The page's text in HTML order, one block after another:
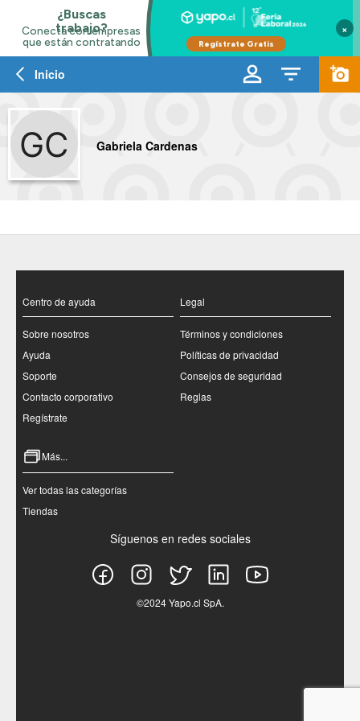
×
Inicio
Gabriela Cardenas
Centro de ayuda
Sobre nosotros
Ayuda
Soporte
Contacto corporativo
Regístrate
Legal
Términos y condiciones
Políticas de privacidad
Consejos de seguridad
Reglas
Más...
Ver todas las categorías
Tiendas
Síguenos en redes sociales
©2024 Yapo.cl SpA.